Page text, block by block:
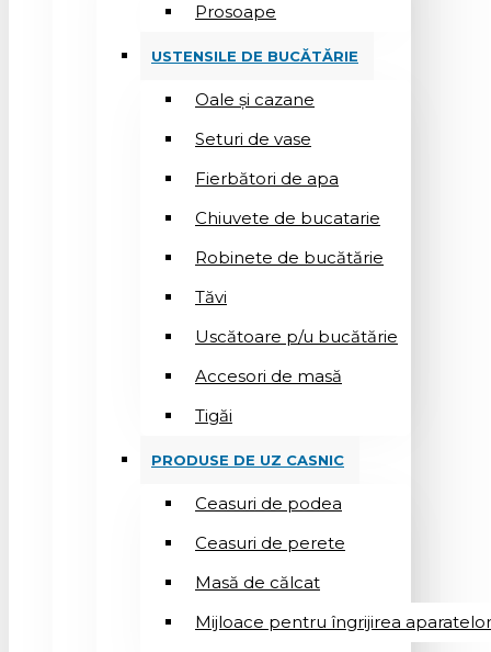
Prosoape
USTENSILE DE BUCĂTĂRIE
Oale și cazane
Seturi de vase
Fierbători de apa
Chiuvete de bucatarie
Robinete de bucătărie
Tăvi
Uscătoare p/u bucătărie
Accesori de masă
Tigăi
PRODUSE DE UZ CASNIC
Ceasuri de podea
Ceasuri de perete
Masă de călcat
Mijloace pentru îngrijirea